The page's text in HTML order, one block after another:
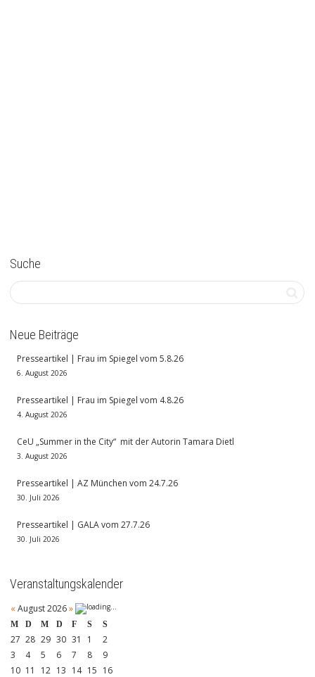
Suche
Neue Beiträge
Presseartikel | Frau im Spiegel vom 5.8.26
6. August 2026
Presseartikel | Frau im Spiegel vom 4.8.26
4. August 2026
CeU „Summer in the City“ mit der Autorin Tamara Dietl
3. August 2026
Presseartikel | AZ München vom 24.7.26
30. Juli 2026
Presseartikel | GALA vom 27.7.26
30. Juli 2026
Veranstaltungskalender
« August 2026»
M D M D F S S
27 28 29 30 31 1
2
3
4 5 6 7 8
9
10 11 12 13 14 15 16